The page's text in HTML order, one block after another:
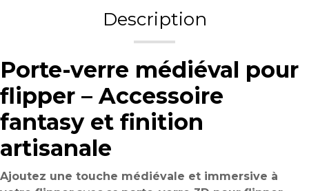
Description
Porte-verre médiéval pour
flipper – Accessoire
fantasy et finition
artisanale
Ajoutez une touche médiévale et immersive à